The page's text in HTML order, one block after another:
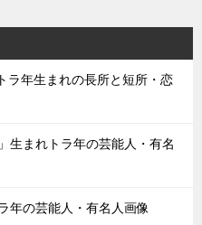
ラ年生まれの長所と短所・恋
生まれトラ年の芸能人・有名
年の芸能人・有名人画像